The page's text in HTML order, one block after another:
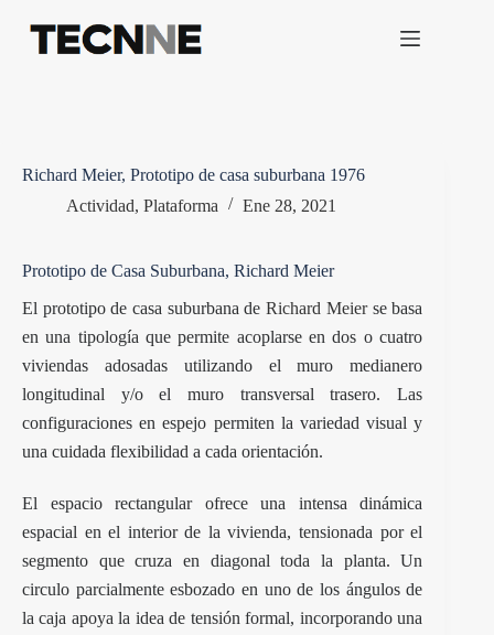
contenido
Richard Meier, Prototipo de casa suburbana 1976
Actividad, Plataforma Ene 28, 2021
Prototipo de Casa Suburbana, Richard Meier
El prototipo de casa suburbana deRichard Meierse basa
en una tipología que permite acoplarse en dos o cuatro
viviendas adosadas utilizando el muro medianero
longitudinal y/o el muro transversal trasero. Las
configuraciones en espejo permiten la variedad visual y
una cuidada flexibilidad a cada orientación.
El espacio rectangular ofrece una intensa dinámica
espacial en el interior de la vivienda, tensionada por el
segmento que cruza en diagonal toda la planta. Un
circulo parcialmente esbozado en uno de los ángulos de
la caja apoya la idea de tensión formal, incorporando una